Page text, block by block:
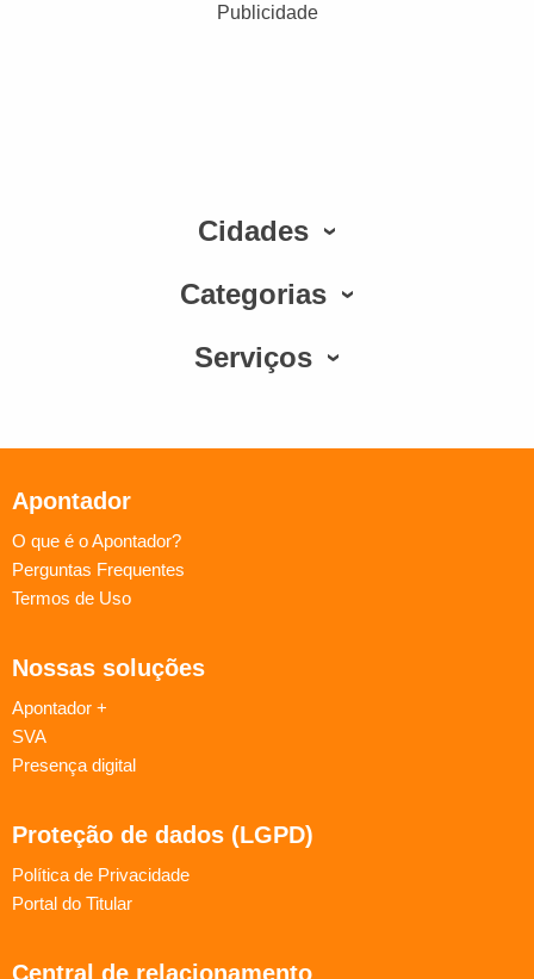
Publicidade
Cidades
Categorias
Serviços
Apontador
O que é o Apontador?
Perguntas Frequentes
Termos de Uso
Nossas soluções
Apontador +
SVA
Presença digital
Proteção de dados (LGPD)
Política de Privacidade
Portal do Titular
Central de relacionamento